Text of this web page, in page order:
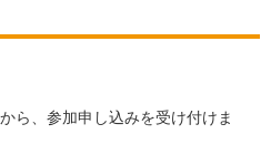
ら、参加申し込みを受け付けま